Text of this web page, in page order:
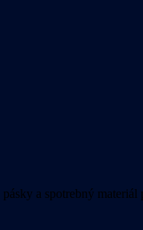
a spotrebný